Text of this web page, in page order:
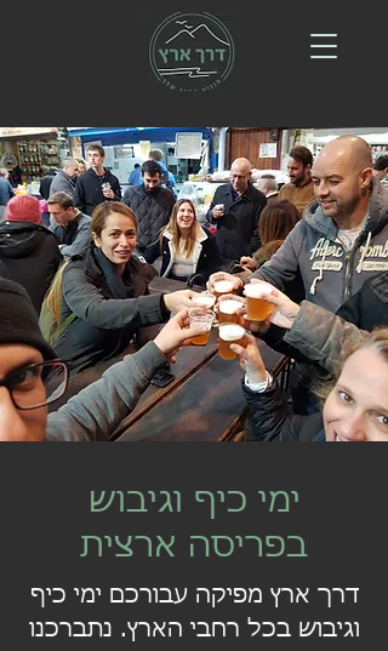
ימי כיף וגיבוש
בפריסה ארצית
דרך ארץ מפיקה עבורכם ימי כיף
וגיבוש בכל רחבי הארץ. נתברכנו